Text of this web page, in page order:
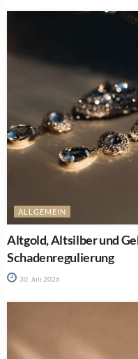
ALLGEMEIN
Altgold, Altsilber und
Schadenregulierung
30. Juli 2026